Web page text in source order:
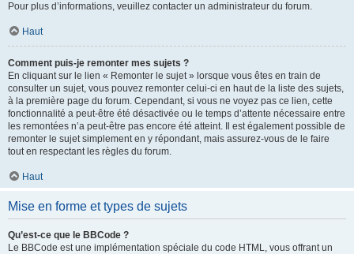
Pour plus d’informations, veuillez contacter un administrateur du forum.
Haut
Comment puis-je remonter mes sujets ?
En cliquant sur le lien « Remonter le sujet » lorsque vous êtes en train de
consulter un sujet, vous pouvez remonter celui-ci en haut de la liste des sujets,
à la première page du forum. Cependant, si vous ne voyez pas ce lien, cette
fonctionnalité a peut-être été désactivée ou le temps d’attente nécessaire entre
les remontées n’a peut-être pas encore été atteint. Il est également possible de
remonter le sujet simplement en y répondant, mais assurez-vous de le faire
tout en respectant les règles du forum.
Haut
Mise en forme et types de sujets
Qu’est-ce que le BBCode ?
Le BBCode est une implémentation spéciale du code HTML, vous offrant un